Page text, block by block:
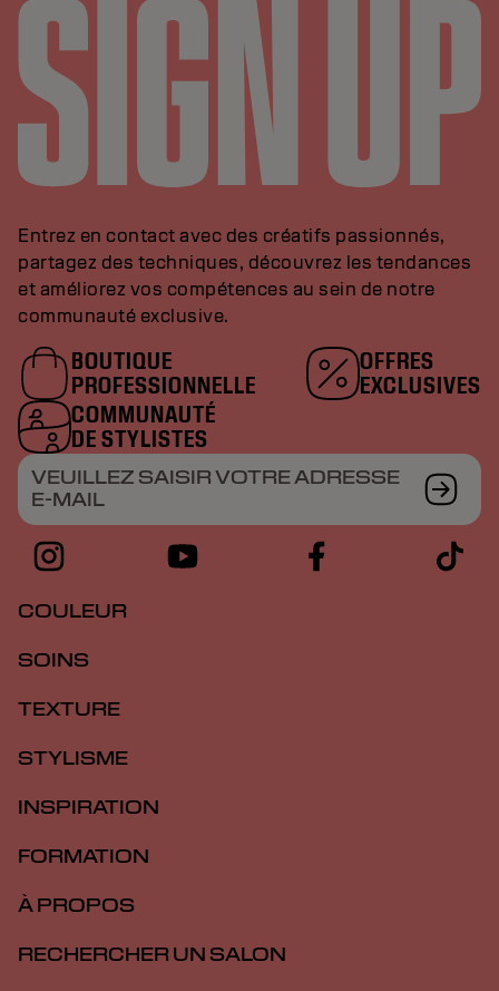
Entrez en contact avec des créatifs passionnés,
partagez des techniques, découvrez les tendances
et améliorez vos compétences au sein de notre
communauté exclusive.
BOUTIQUE
PROFESSIONNELLE
OFFRES
EXCLUSIVES
COMMUNAUTÉ
DE STYLISTES
VEUILLEZ SAISIR VOTRE ADRESSE
E-MAIL
COULEUR
SOINS
TEXTURE
STYLISME
INSPIRATION
FORMATION
À PROPOS
RECHERCHER UN SALON